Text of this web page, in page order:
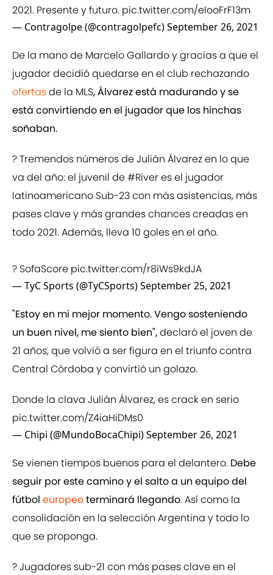
2021. Presente y futuro. pic.twitter.com/eIooFrF13m
— Contragolpe (@contragolpefc)September 26, 2021
De la mano de Marcelo Gallardo y gracias a que el
jugador decidió quedarse en el club rechazando
ofertasde la MLS, Álvarez está madurando y se
está convirtiendo en el jugador que los hinchas
soñaban.
? Tremendos números de Julián Álvarez en lo que
va del año: el juvenil de#Riveres el jugador
latinoamericano Sub-23 con más asistencias, más
pases clave y más grandes chances creadas en
todo 2021. Además, lleva 10 goles en el año.
? SofaScore pic.twitter.com/r8iWs9kdJA
— TyC Sports (@TyCSports)September 25, 2021
"Estoy en mi mejor momento. Vengo sosteniendo
un buen nivel, me siento bien",declaró el joven de
21 años, que volvió a ser figura en el triunfo contra
Central Córdoba y convirtió un golazo.
Donde la clava Julián Álvarez, es crack en serio
pic.twitter.com/Z4iaHiDMs0
— Chipi (@MundoBocaChipi)September 26, 2021
Se vienen tiempos buenos para el delantero. Debe
seguir por este camino y el salto a un equipo del
fútbol europeoterminará llegando. Así como la
consolidación en la selección Argentina y todo lo
que se proponga.
? Jugadores sub-21 con más pases clave en el